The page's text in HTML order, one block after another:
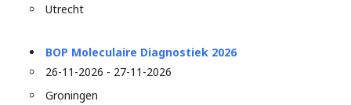
Utrecht
BOP Moleculaire Diagnostiek 2026
26-11-2026 - 27-11-2026
Groningen